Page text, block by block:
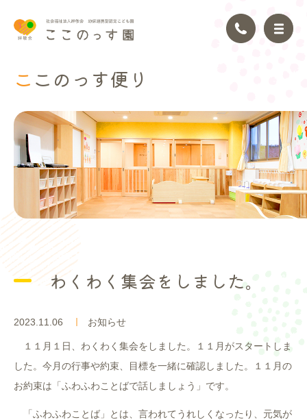
トップページ
園の理念
園の紹介
園の生活
アクセス
入園案内
採用情報
ここのっ す便り
わくわく集会をしました。
2023.11.06 お知らせ
１１月１日、わくわく集会をしました。１１月がスタートしま
した。今月の行事や約束、目標を一緒に確認しました。１１月の
お約束は「ふわふわことばで話しましょう」です。
「ふわふわことば」とは、言われてうれしくなったり、元気が